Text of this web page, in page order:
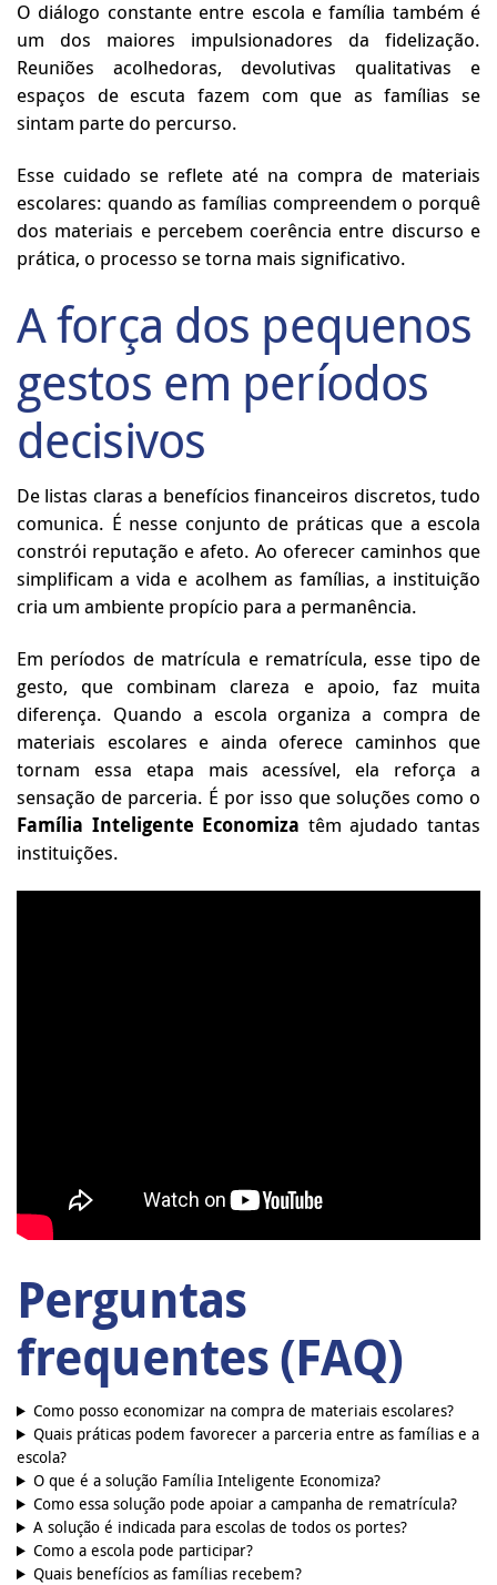
O diálogo constante entre escola e família também é
um dos maiores impulsionadores da fidelização.
Reuniões acolhedoras, devolutivas qualitativas e
espaços de escuta fazem com que as famílias se
sintam parte do percurso.
Esse cuidado se reflete até na compra de materiais
escolares: quando as famílias compreendem o porquê
dos materiais e percebem coerência entre discurso e
prática, o processo se torna mais significativo.
A força dos pequenos
gestos em períodos
decisivos
De listas claras a benefícios financeiros discretos, tudo
comunica. É nesse conjunto de práticas que a escola
constrói reputação e afeto. Ao oferecer caminhos que
simplificam a vida e acolhem as famílias, a instituição
cria um ambiente propício para a permanência.
Em períodos de matrícula e rematrícula, esse tipo de
gesto, que combinam clareza e apoio, faz muita
diferença. Quando a escola organiza a compra de
materiais escolares e ainda oferece caminhos que
tornam essa etapa mais acessível, ela reforça a
sensação de parceria. É por isso que soluções como o
Família Inteligente Economiza têm ajudado tantas
instituições.
Perguntas
frequentes (FAQ)
Como posso economizar na compra de materiais escolares?
Quais práticas podem favorecer a parceria entre as famílias e a
escola?
O que é a solução Família Inteligente Economiza?
Como essa solução pode apoiar a campanha de rematrícula?
A solução é indicada para escolas de todos os portes?
Como a escola pode participar?
Quais benefícios as famílias recebem?